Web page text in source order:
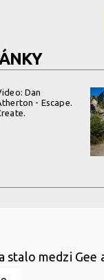
Dan
- Escape.
stalo medzi Gee